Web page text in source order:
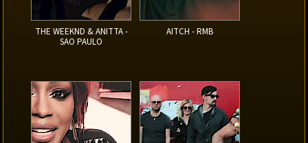
THE WEEKND & ANITTA -
SAO PAULO
AITCH - RMB